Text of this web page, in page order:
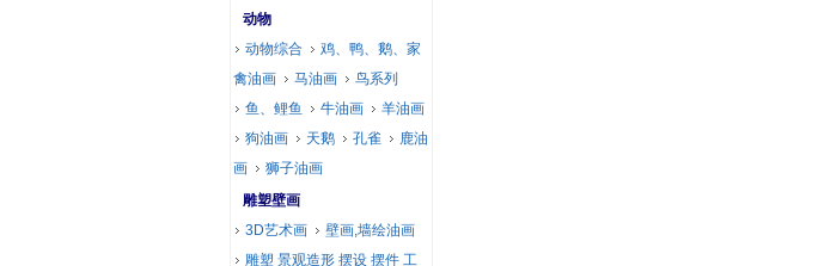
动物
动物综合
鸡、鸭、鹅、家
禽油画
马油画
鸟系列
鱼、鲤鱼
牛油画
羊油画
狗油画
天鹅 孔雀
鹿油
画
狮子油画
雕塑壁画
3D艺术画
壁画,墙绘油画
雕塑 景观造形 摆设 摆件 工